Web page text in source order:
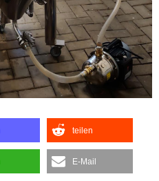
teilen
E-Mail